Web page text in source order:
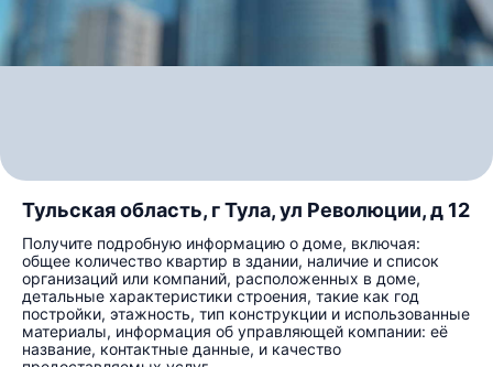
Тульская область, г Тула, ул Революции, д 12
Получите подробную информацию о доме, включая:
общее количество квартир в здании, наличие и список
организаций или компаний, расположенных в доме,
детальные характеристики строения, такие как год
постройки, этажность, тип конструкции и использованные
материалы, информация об управляющей компании: её
название, контактные данные, и качество